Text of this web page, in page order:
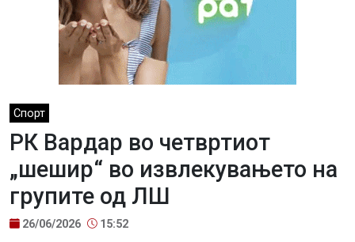
Спорт
РК Вардар во четвртиот
„шешир“ во извлекувањето на
групите од ЛШ
26/06/2026 15:52